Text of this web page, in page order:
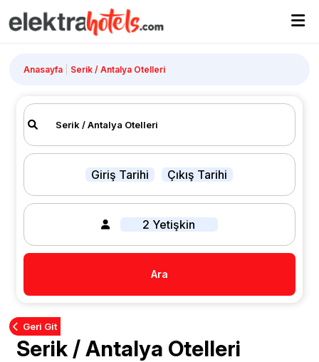
Anasayfa Serik / Antalya Otelleri
Giriş Tarihi Çıkış Tarihi
2 Yetişkin
Ara
Geri Git
Serik / Antalya Otelleri